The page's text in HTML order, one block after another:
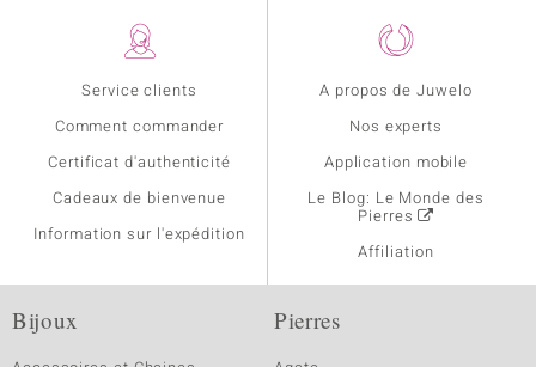
Service clients
Comment commander
Certificat d'authenticité
Cadeaux de bienvenue
Information sur l'expédition
A propos de Juwelo
Nos experts
Application mobile
Le Blog: Le Monde des
Pierres
Affiliation
Bijoux Pierres